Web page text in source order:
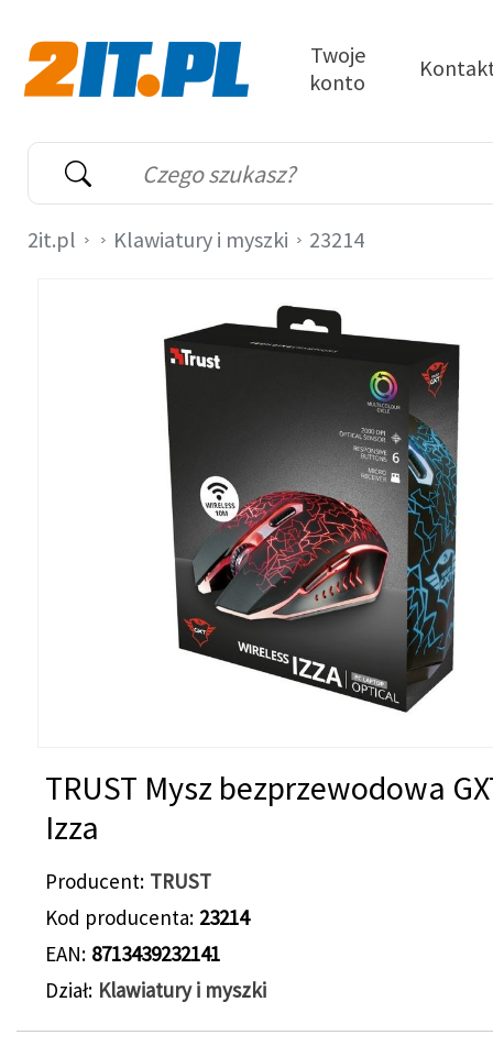
Wyszukiwarka
Słowo kluczowe
Twoje
konto
2it.pl Klawiatury i myszki 23214
TRUST Mysz bezprzewodowa
Izza
Producent TRUST
Kod producenta 23214
EAN 8713439232141
Dział Klawiatury i myszki